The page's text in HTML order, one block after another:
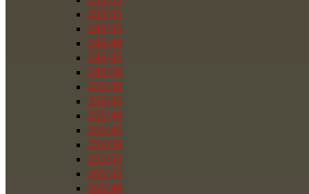
235/55
245/35
245/40
245/45
245/50
255/30
255/35
255/40
255/45
255/50
255/55
265/35
265/40